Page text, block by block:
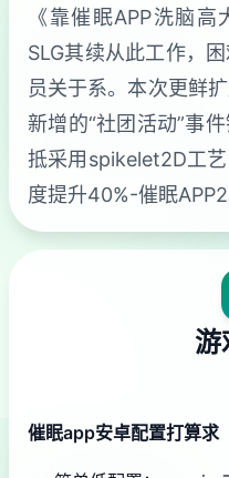
《靠催眠APP洗脑
SLG其续从此工作，
员关于系。本次更鲜
新增的“社团活动”事
抵采用spikelet2D工
度提升40%-催眠APP2
游
催眠app安卓配置打算求